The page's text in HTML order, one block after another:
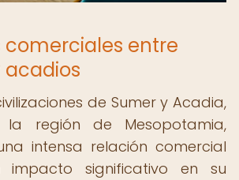
comerciales entre
acadios
de Sumer y Acadia,
región de Mesopotamia,
intensa relación comercial
significativo en su